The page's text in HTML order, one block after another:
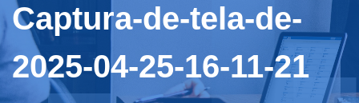
Captura-de-tela-de-
2025-04-25-16-11-21